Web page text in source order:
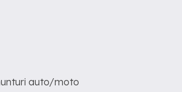
auto/moto